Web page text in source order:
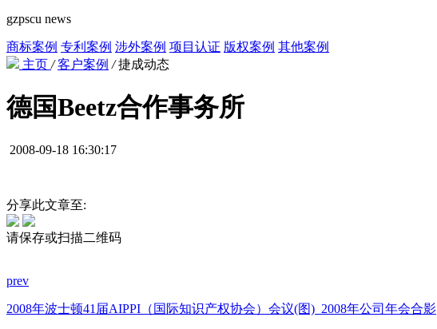
gzpscu news
商标案例 专利案例 涉外案例 项目认证 版权案例 其他案例
主页 / 客户案例 / 捷成动态
德国Beetz合作事务所
2008-09-18 16:30:17
分享此文章至:
请保存或扫描二维码
prev
2008年波士顿41届AIPPI（国际知识产权协会）会议(图) 2008年公司年会合影